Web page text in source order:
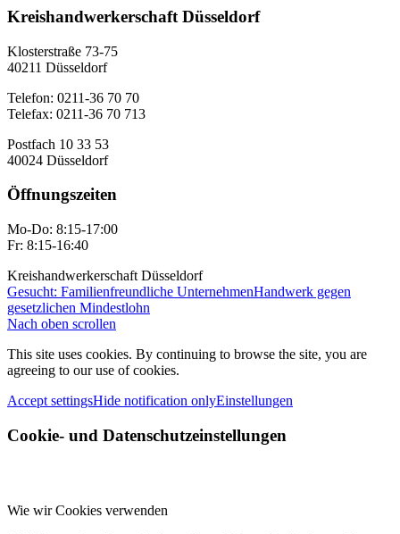
Kreishandwerkerschaft Düsseldorf
Klosterstraße 73-75
40211 Düsseldorf
Telefon: 0211-36 70 70
Telefax: 0211-36 70 713
Postfach 10 33 53
40024 Düsseldorf
Öffnungszeiten
Mo-Do: 8:15-17:00
Fr: 8:15-16:40
Kreishandwerkerschaft Düsseldorf
Gesucht: Familienfreundliche UnternehmenHandwerk gegen
gesetzlichen Mindestlohn
Nach oben scrollen
This site uses cookies. By continuing to browse the site, you are
agreeing to our use of cookies.
Accept settingsHide notification onlyEinstellungen
Cookie- und Datenschutzeinstellungen
Wie wir Cookies verwenden